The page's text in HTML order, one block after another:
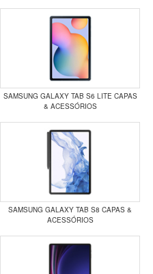
SAMSUNG GALAXY TAB S6 LITE CAPAS
& ACESSÓRIOS
SAMSUNG GALAXY TAB S8 CAPAS &
ACESSÓRIOS